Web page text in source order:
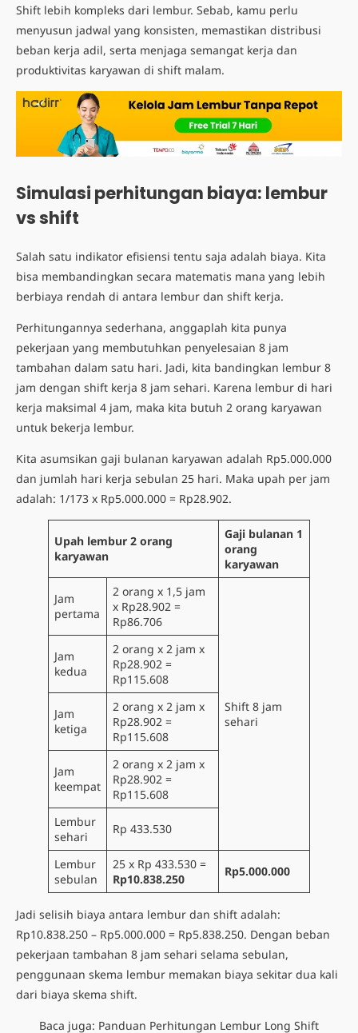
Shift lebih kompleks dari lembur. Sebab, kamu perlu
menyusun jadwal yang konsisten, memastikan distribusi
beban kerja adil, serta menjaga semangat kerja dan
produktivitas karyawan di shift malam.
Simulasi perhitungan biaya: lembur
vs shift
Salah satu indikator efisiensi tentu saja adalah biaya. Kita
bisa membandingkan secara matematis mana yang lebih
berbiaya rendah di antara lembur dan shift kerja.
Perhitungannya sederhana, anggaplah kita punya
pekerjaan yang membutuhkan penyelesaian 8 jam
tambahan dalam satu hari. Jadi, kita bandingkan lembur 8
jam dengan shift kerja 8 jam sehari. Karena lembur di hari
kerja maksimal 4 jam, maka kita butuh 2 orang karyawan
untuk bekerja lembur.
Kita asumsikan gaji bulanan karyawan adalah Rp5.000.000
dan jumlah hari kerja sebulan 25 hari. Maka upah per jam
adalah: 1/173 x Rp5.000.000 = Rp28.902.
Upah lembur 2 orang
karyawan
Gaji bulanan 1
orang
karyawan
Jam
pertama
2 orang x 1,5 jam
x Rp28.902 =
Rp86.706
Shift 8 jam
sehari
Jam
kedua
2 orang x 2 jam x
Rp28.902 =
Rp115.608
Jam
ketiga
2 orang x 2 jam x
Rp28.902 =
Rp115.608
Jam
keempat
2 orang x 2 jam x
Rp28.902 =
Rp115.608
Lembur
sehari
Rp 433.530
Lembur
sebulan
25 x Rp 433.530 =
Rp10.838.250
Rp5.000.000
Jadi selisih biaya antara lembur dan shift adalah:
Rp10.838.250 – Rp5.000.000 = Rp5.838.250. Dengan beban
pekerjaan tambahan 8 jam sehari selama sebulan,
penggunaan skema lembur memakan biaya sekitar dua kali
dari biaya skema shift.
Baca juga: Panduan Perhitungan Lembur Long Shift